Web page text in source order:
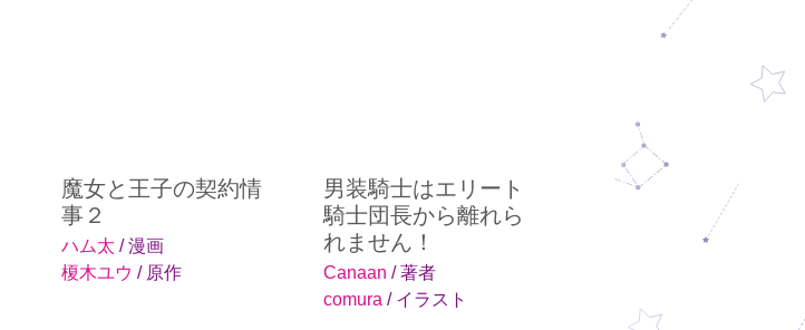
魔女と王子の契約情
事２
ハム太 / 漫画
榎木ユウ / 原作
男装騎士はエリート
騎士団長から離れら
れません！
Canaan / 著者
comura / イラスト